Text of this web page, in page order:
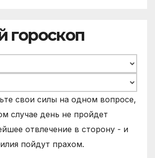
гороскоп
свои силы на одном вопросе,
случае день не пройдет
отвлечение в сторону - и
пойдут прахом.